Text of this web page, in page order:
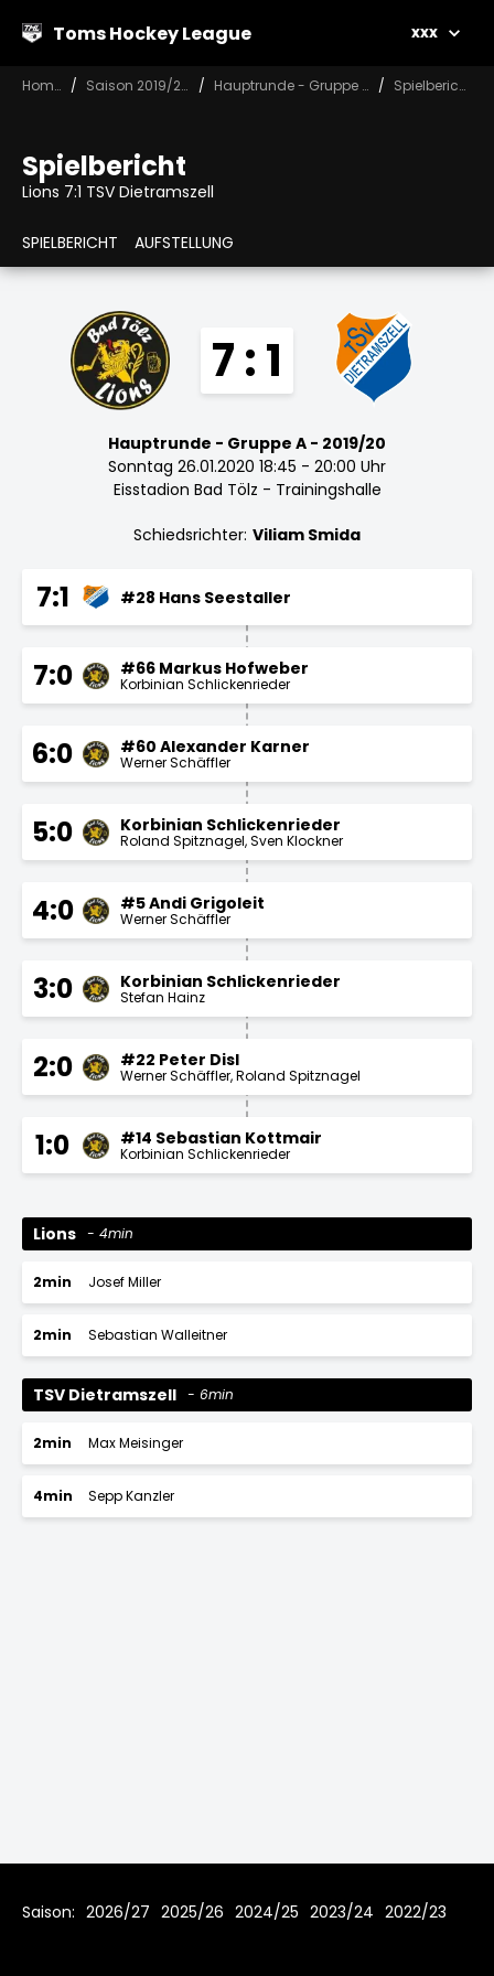
Toms Hockey League xxx
Home Saison 2019/20 Hauptrunde - Gruppe A Spielbericht
Spielbericht
Lions 7:1 TSV Dietramszell
SPIELBERICHT AUFSTELLUNG
7 : 1
Hauptrunde - Gruppe A - 2019/20
Sonntag 26.01.2020 18:45 - 20:00 Uhr
Eisstadion Bad Tölz - Trainingshalle
Schiedsrichter: Viliam Smida
7:1 #28 Hans Seestaller
7:0 #66 Markus Hofweber
Korbinian Schlickenrieder
6:0 #60 Alexander Karner
Werner Schäffler
5:0 Korbinian Schlickenrieder
Roland Spitznagel Sven Klockner
4:0 #5 Andi Grigoleit
Werner Schäffler
3:0 Korbinian Schlickenrieder
Stefan Hainz
2:0 #22 Peter Disl
Werner Schäffler Roland Spitznagel
1:0 #14 Sebastian Kottmair
Korbinian Schlickenrieder
Lions 4min
2min Josef Miller
2min Sebastian Walleitner
TSV Dietramszell 6min
2min Max Meisinger
4min Sepp Kanzler
Saison: 2026/27 2025/26 2024/25 2023/24 2022/23